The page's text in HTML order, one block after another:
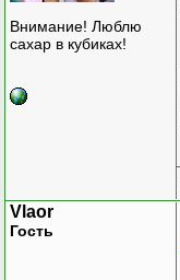
Внимание! Люблю
сахар в кубиках!
Vlaor
Гость